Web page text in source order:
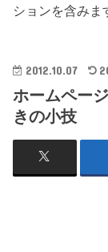
ションを含みま
2012.10.07
ホームペー
きの小技